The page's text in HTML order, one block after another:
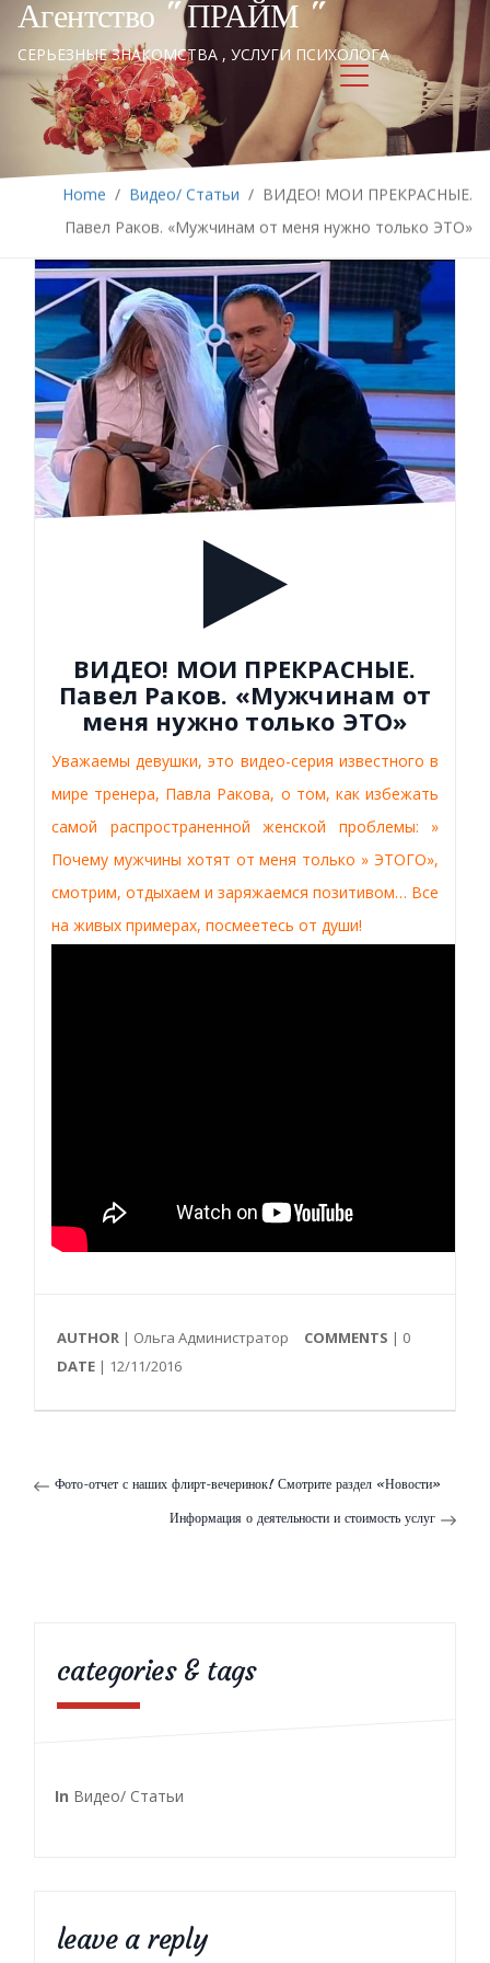
Агентство " ПРАЙМ "
СЕРЬЕЗНЫЕ ЗНАКОМСТВА , УСЛУГИ ПСИХОЛОГА
Home / Видео/ Статьи / ВИДЕО! МОИ ПРЕКРАСНЫЕ.
Павел Раков. «Мужчинам от меня нужно только ЭТО»
ВИДЕО! МОИ ПРЕКРАСНЫЕ.
Павел Раков. «Мужчинам от
меня нужно только ЭТО»
Уважаемы девушки, это видео-серия известного в
мире тренера, Павла Ракова, о том, как избежать
самой распространенной женской проблемы: »
Почему мужчины хотят от меня только » ЭТОГО»,
смотрим, отдыхаем и заряжаемся позитивом… Все
на живых примерах, посмеетесь от души!
AUTHOR | Ольга Администратор COMMENTS | 0
DATE | 12/11/2016
Фото-отчет с наших флирт-вечеринок! Смотрите раздел «Новости»
Информация о деятельности и стоимость услуг
categories & tags
In Видео/ Статьи
leave a reply